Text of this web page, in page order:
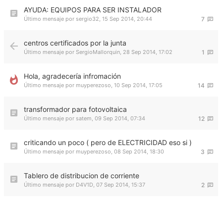
AYUDA: EQUIPOS PARA SER INSTALADOR
7
Último mensaje por sergio32, 15 Sep 2014, 20:44
centros certificados por la junta
1
Último mensaje por SergioMallorquin, 28 Sep 2014, 17:02
Hola, agradecería infromación
14
Último mensaje por muyperezoso, 10 Sep 2014, 17:05
transformador para fotovoltaica
12
Último mensaje por satem, 09 Sep 2014, 07:34
criticando un poco ( pero de ELECTRICIDAD eso si )
3
Último mensaje por muyperezoso, 08 Sep 2014, 18:30
Tablero de distribucion de corriente
2
Último mensaje por D4V1D, 07 Sep 2014, 15:37